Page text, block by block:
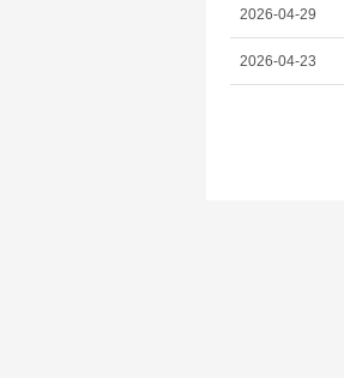
2026-04-29
2026-04-23